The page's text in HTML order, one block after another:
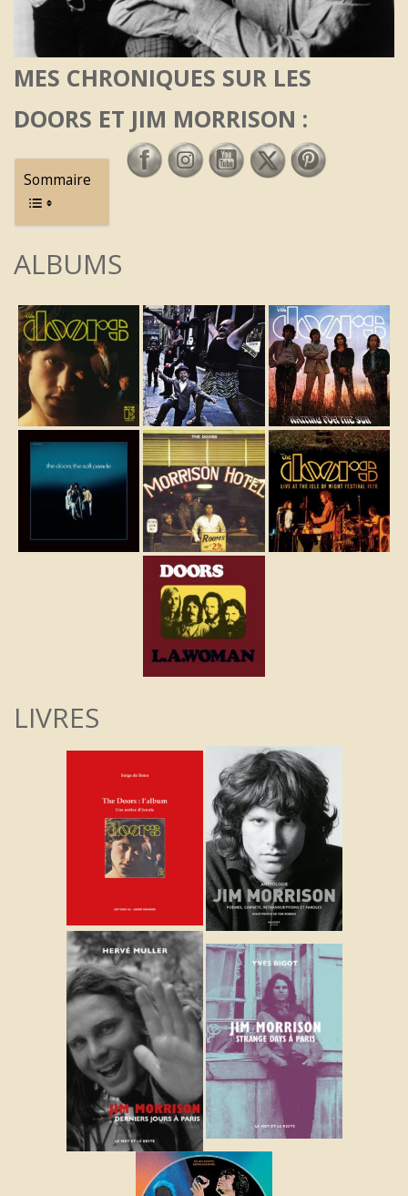
MES CHRONIQUES SUR LES
DOORS ET JIM MORRISON :
Sommaire
ALBUMS
LIVRES